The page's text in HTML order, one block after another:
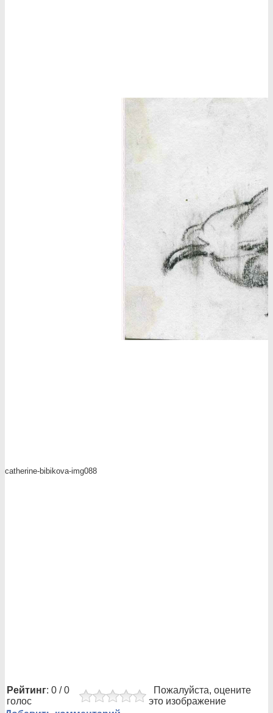
catherine-bibikova-img088
Рейтинг: 0 / 0
голос
Пожалуйста, оцените
это изображение